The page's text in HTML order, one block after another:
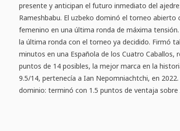
presente y anticipan el futuro inmediato del
Rameshbabu. El uzbeko dominó el torneo abierto
femenino en una última ronda de máxima
la última ronda con el torneo ya decidido. Firmó
minutos en una Española de los Cuatro Caballos,
puntos de 14 posibles, la mejor marca en la
9.5/14, pertenecía a Ian Nepomniachtchi, en
dominio: terminó con 1.5 puntos de ventaja sobre